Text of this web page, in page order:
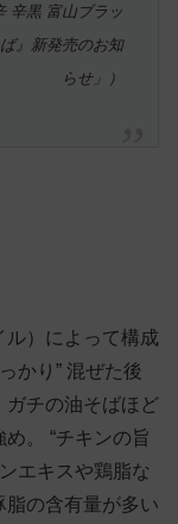
辛黒 富山ブラッ
』新発売のお知
らせ」）
）によって構成
かり” 混ぜた後
ガチの油そばほど
。 “チキンの旨
エキスや鶏脂な
脂の含有量が多い